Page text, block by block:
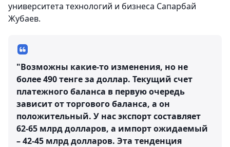
университета технологий и бизнеса Сапарбай
Жубаев.
"Возможны какие-то изменения, но не
более 490 тенге за доллар. Текущий счет
платежного баланса в первую очередь
зависит от торгового баланса, а он
положительный. У нас экспорт составляет
62-65 млрд долларов, а импорт ожидаемый
– 42-45 млрд долларов. Эта тенденция